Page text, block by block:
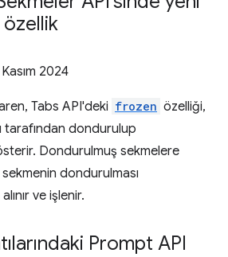
2024
Tabs API'deki frozen özelliği,
tarafından dondurulup
Dondurulmuş sekmelere
dondurulması
ve işlenir.
Prompt API